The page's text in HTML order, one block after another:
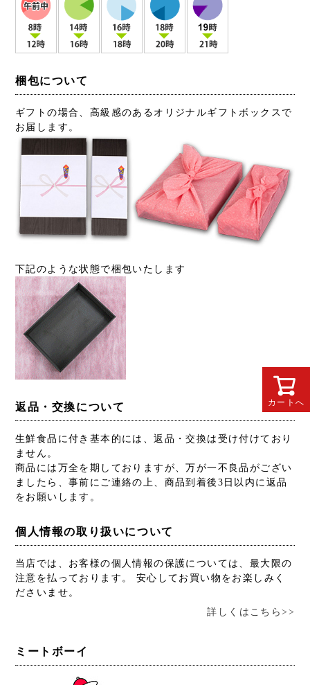
カートへ
梱包について
ギフトの場合、高級感のあるオリジナルギフトボックスで
お届します。
下記のような状態で梱包いたします
返品・交換について
生鮮食品に付き基本的には、返品・交換は受け付けており
ません。
商品には万全を期しておりますが、万が一不良品がござい
ましたら、事前にご連絡の上、商品到着後3日以内に返品
をお願いします。
個人情報の取り扱いについて
当店では、お客様の個人情報の保護については、最大限の
注意を払っております。 安心してお買い物をお楽しみく
ださいませ。
詳しくはこちら>>
ミートボーイ